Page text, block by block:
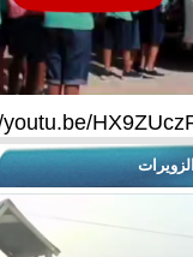
youtu.be/